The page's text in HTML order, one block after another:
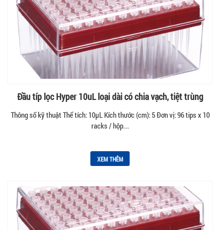
Đầu típ lọc Hyper 10uL loại dài có chia vạch, tiệt trùng
Thông số kỹ thuật Thể tích: 10µL Kích thước (cm): 5 Đơn vị: 96 tips x 10
racks / hộp...
XEM THÊM